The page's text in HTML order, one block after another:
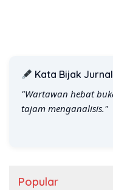
Kata Bijak
"Wartawan hebat
tajam menganalisis."
Popular